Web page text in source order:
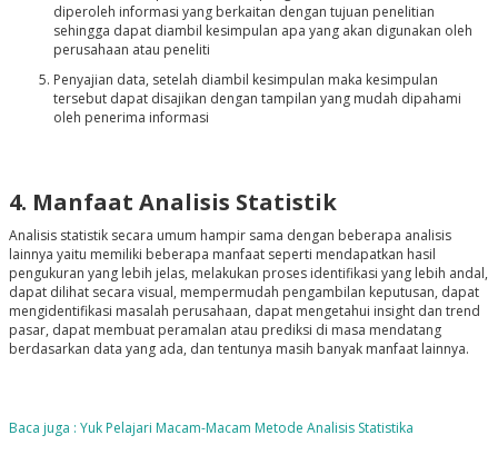
diperoleh informasi yang berkaitan dengan tujuan penelitian
sehingga dapat diambil kesimpulan apa yang akan digunakan oleh
perusahaan atau peneliti
Penyajian data, setelah diambil kesimpulan maka kesimpulan
tersebut dapat disajikan dengan tampilan yang mudah dipahami
oleh penerima informasi
4. Manfaat Analisis Statistik
Analisis statistik secara umum hampir sama dengan beberapa analisis
lainnya yaitu memiliki beberapa manfaat seperti mendapatkan hasil
pengukuran yang lebih jelas, melakukan proses identifikasi yang lebih andal,
dapat dilihat secara visual, mempermudah pengambilan keputusan, dapat
mengidentifikasi masalah perusahaan, dapat mengetahui insight dan trend
pasar, dapat membuat peramalan atau prediksi di masa mendatang
berdasarkan data yang ada, dan tentunya masih banyak manfaat lainnya.
Baca juga : Yuk Pelajari Macam-Macam Metode Analisis Statistika